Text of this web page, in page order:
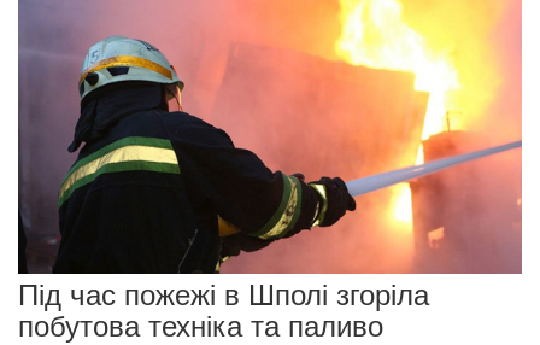
Під час пожежі в Шполі згоріла
побутова техніка та паливо